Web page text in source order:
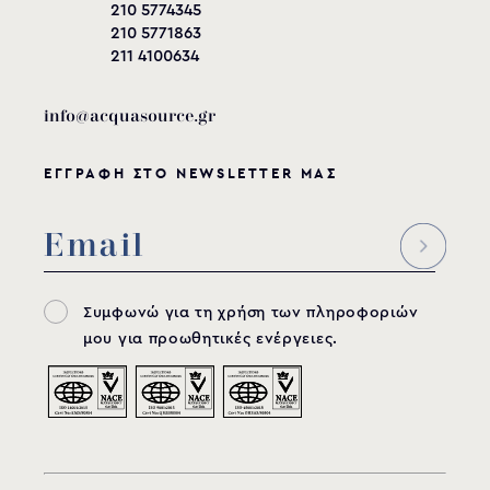
210 5774345
210 5771863
211 4100634
info@acquasource.gr
ΕΓΓΡΑΦΗ ΣΤΟ NEWSLETTER ΜΑΣ
Συμφωνώ για τη χρήση των πληροφοριών
μου για προωθητικές ενέργειες.